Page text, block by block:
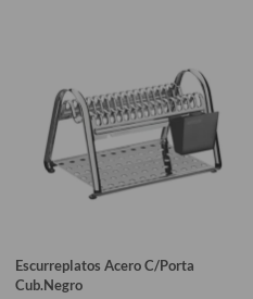
Escurreplatos Acero C/Porta
Cub.Negro